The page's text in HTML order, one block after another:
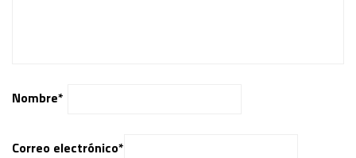
Nombre*
Correo electrónico*